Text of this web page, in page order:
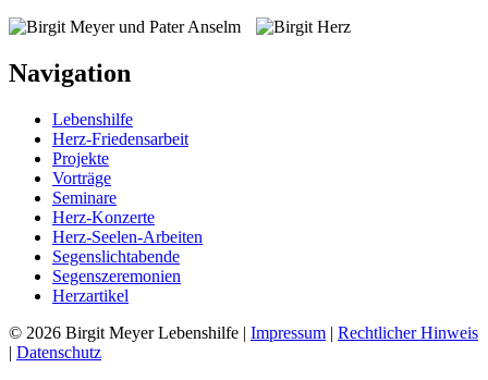
Navigation
Lebenshilfe
Herz-Friedensarbeit
Projekte
Vorträge
Seminare
Herz-Konzerte
Herz-Seelen-Arbeiten
Segenslichtabende
Segenszeremonien
Herzartikel
© 2026 Birgit Meyer Lebenshilfe | Impressum | Rechtlicher Hinweis
| Datenschutz